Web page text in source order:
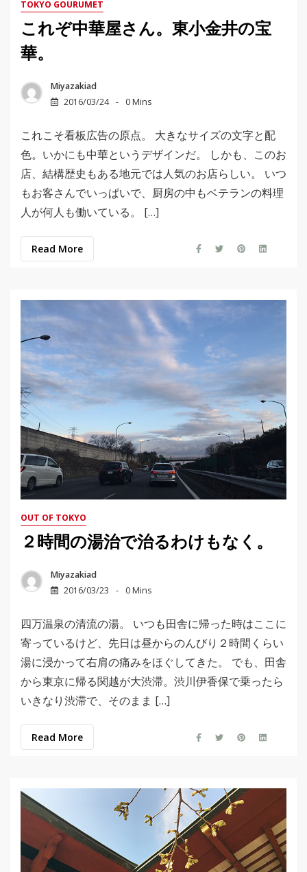
TOKYO GOURUMET
これぞ中華屋さん。東小金井の宝
華。
Miyazakiad
2016/03/24
0 Mins
これこそ看板広告の原点。 大きなサイズの文字と配
色。いかにも中華というデザインだ。 しかも、このお
店、結構歴史もある地元では人気のお店らしい。 いつ
もお客さんでいっぱいで、厨房の中もベテランの料理
人が何人も働いている。 […]
Read More
OUT OF TOKYO
２時間の湯治で治るわけもなく。
Miyazakiad
2016/03/23
0 Mins
四万温泉の清流の湯。 いつも田舎に帰った時はここに
寄っているけど、先日は昼からのんびり２時間くらい
湯に浸かって右肩の痛みをほぐしてきた。 でも、田舎
から東京に帰る関越が大渋滞。渋川伊香保で乗ったら
いきなり渋滞で、そのまま […]
Read More